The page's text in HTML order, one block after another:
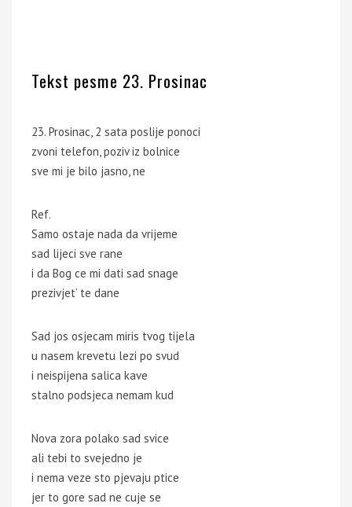
Tekst pesme 23. Prosinac
23. Prosinac, 2 sata poslije ponoci
zvoni telefon, poziv iz bolnice
sve mi je bilo jasno, ne
Ref.
Samo ostaje nada da vrijeme
sad lijeci sve rane
i da Bog ce mi dati sad snage
prezivjet’ te dane
Sad jos osjecam miris tvog tijela
u nasem krevetu lezi po svud
i neispijena salica kave
stalno podsjeca nemam kud
Nova zora polako sad svice
ali tebi to svejedno je
i nema veze sto pjevaju ptice
jer to gore sad ne cuje se